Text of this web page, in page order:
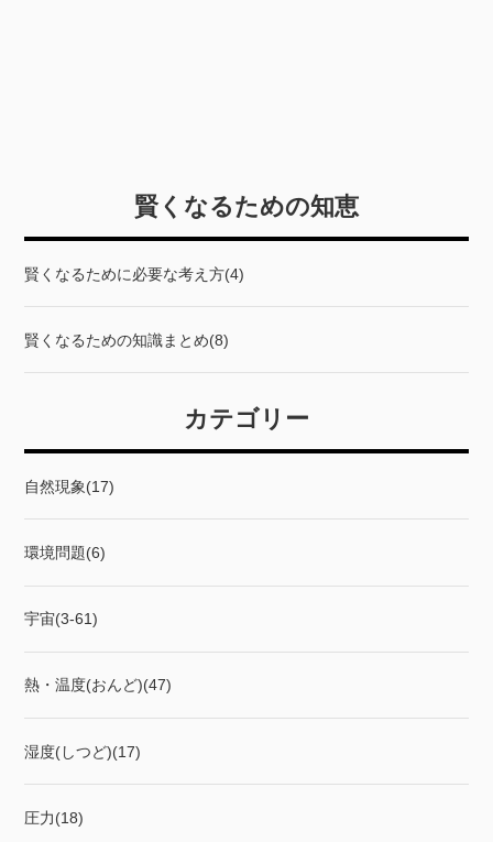
賢くなるための知恵
賢くなるために必要な考え方(4)
賢くなるための知識まとめ(8)
カテゴリー
自然現象(17)
環境問題(6)
宇宙(3-61)
熱・温度(おんど)(47)
湿度(しつど)(17)
圧力(18)